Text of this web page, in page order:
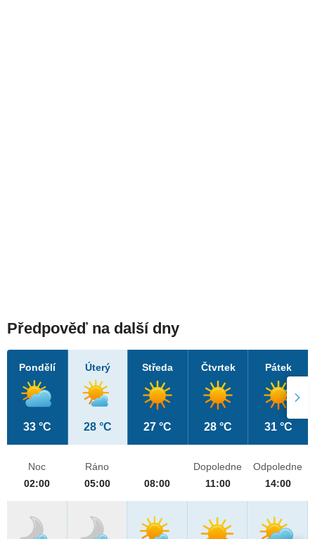
Předpověď na další dny
Pondělí
33 °C
Úterý
28 °C
Středa
27 °C
Čtvrtek
28 °C
Pátek
31 °C
Noc
02:00
Ráno
05:00
08:00
Dopoledne
11:00
Odpoledne
14:00